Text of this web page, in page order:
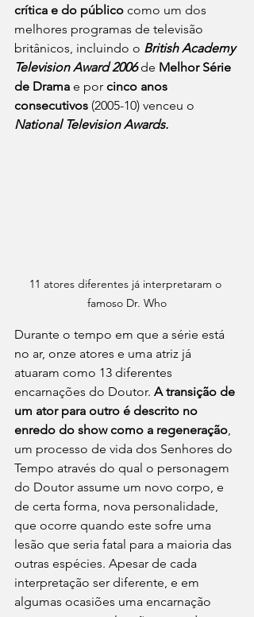
crítica e do público como um dos
melhores programas de televisão
britânicos, incluindo o British Academy
Television Award 2006 de Melhor Série
de Drama e por cinco anos
consecutivos (2005-10) venceu o
National Television Awards.
11 atores diferentes já interpretaram o
famoso Dr. Who
Durante o tempo em que a série está
no ar, onze atores e uma atriz já
atuaram como 13 diferentes
encarnações do Doutor. A transição de
um ator para outro é descrito no
enredo do show como a regeneração,
um processo de vida dos Senhores do
Tempo através do qual o personagem
do Doutor assume um novo corpo, e
de certa forma, nova personalidade,
que ocorre quando este sofre uma
lesão que seria fatal para a maioria das
outras espécies. Apesar de cada
interpretação ser diferente, e em
algumas ocasiões uma encarnação